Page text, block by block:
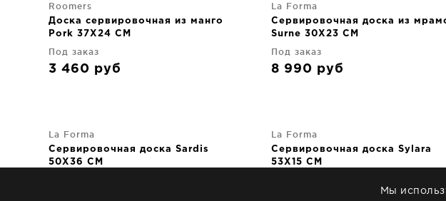
Roomers
Доска сервировочная из манго
Pork 37X24 CM
Под заказ
3 460 руб
La Forma
Сервировочная доска из
Surne 30X23 CM
Под заказ
8 990 руб
La Forma
Сервировочная доска Sardis
50X36 CM
La Forma
Сервировочная доска Sylara
53X15 CM
Мы